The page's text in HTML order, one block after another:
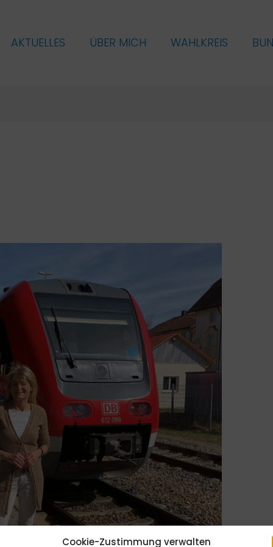
Cookie-Zustimmung verwalten
AKTUELLES ÜBER MICH WAHLKREIS